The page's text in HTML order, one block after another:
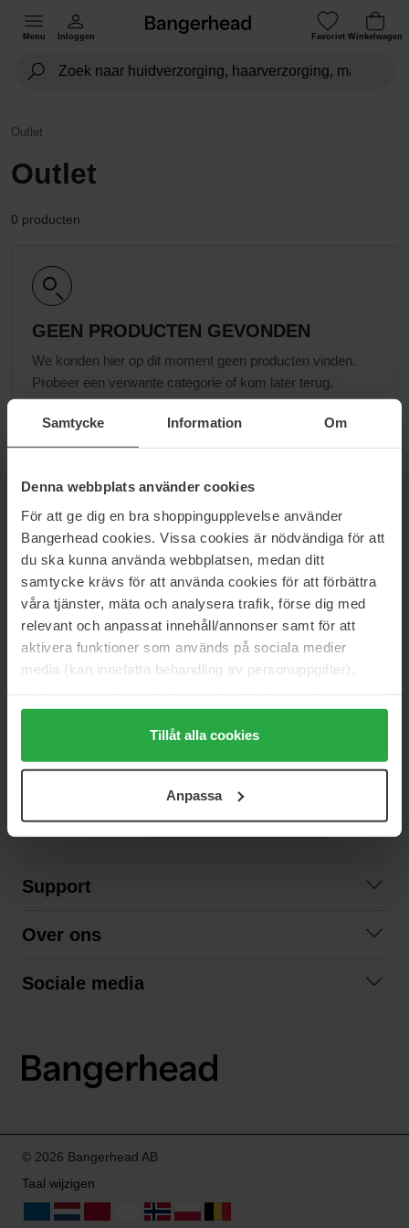
Samtycke Information Om
Denna webbplats använder cookies
För att ge dig en bra shoppingupplevelse använder
Bangerhead cookies. Vissa cookies är nödvändiga för att
du ska kunna använda webbplatsen, medan ditt
samtycke krävs för att använda cookies för att förbättra
våra tjänster, mäta och analysera trafik, förse dig med
relevant och anpassat innehåll/annonser samt för att
aktivera funktioner som används på sociala medier
media (kan innefatta behandling av personuppgifter).
Genom att trycka på "Tillåt alla cookies" accepterar du
alla cookies, medan du under "Detaljer" kan anpassa
användningen av cookies. Du kan när som helst återkalla
samt vår Integritetspolicy.
Tillåt alla cookies
Anpassa
Menu Inloggen Favoriet Winkelwagen
Outlet
Outlet
0 producten
GEEN PRODUCTEN GEVONDEN
We konden hier op dit moment geen producten vinden.
Probeer een verwante categorie of kom later terug.
NIEUWSBRIEF
WEES ALS EERSTE OP DE HOOGTE
Wil je het beste beauty-nieuws direct in je inbox ontvangen?
We sturen je de nieuwste trends, tips en exclusieve
aanbiedingen!
VEILIG BETALEN
SNELLE LEVERING
Support
Algemene voorwaarden
Over ons
Sociale media
LinkedIn
© 2026 Bangerhead AB
Taal wijzigen